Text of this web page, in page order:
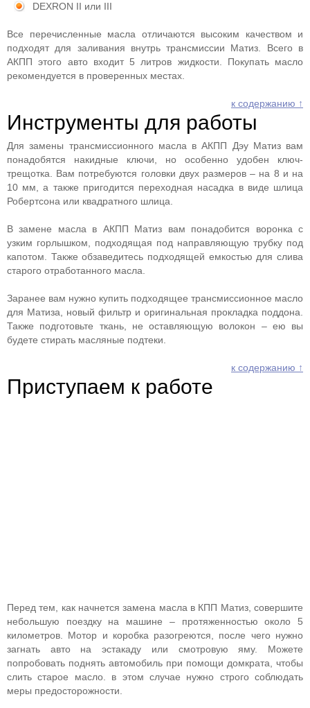
DEXRON II или III
Все перечисленные масла отличаются высоким качеством и
подходят для заливания внутрь трансмиссии Матиз. Всего в
АКПП этого авто входит 5 литров жидкости. Покупать масло
рекомендуется в проверенных местах.
к содержанию ↑
Инструменты для работы
Для замены трансмиссионного масла в АКПП Дэу Матиз вам
понадобятся накидные ключи, но особенно удобен ключ-
трещотка. Вам потребуются головки двух размеров – на 8 и на
10 мм, а также пригодится переходная насадка в виде шлица
Робертсона или квадратного шлица.
В замене масла в АКПП Матиз вам понадобится воронка с
узким горлышком, подходящая под направляющую трубку под
капотом. Также обзаведитесь подходящей емкостью для слива
старого отработанного масла.
Заранее вам нужно купить подходящее трансмиссионное масло
для Матиза, новый фильтр и оригинальная прокладка поддона.
Также подготовьте ткань, не оставляющую волокон – ею вы
будете стирать масляные подтеки.
к содержанию ↑
Приступаем к работе
Перед тем, как начнется замена масла в КПП Матиз, совершите
небольшую поездку на машине – протяженностью около 5
километров. Мотор и коробка разогреются, после чего нужно
загнать авто на эстакаду или смотровую яму. Можете
попробовать поднять автомобиль при помощи домкрата, чтобы
слить старое масло. в этом случае нужно строго соблюдать
меры предосторожности.